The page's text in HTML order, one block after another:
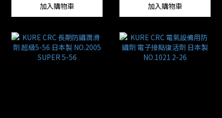
加入購物車 加入購物車